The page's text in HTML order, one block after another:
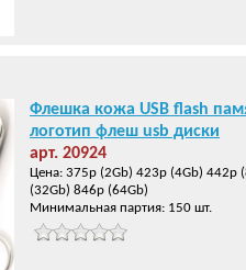
Флешка кожа USB flash
логотип флеш usb диски
арт. 20924
Цена: 375р (2Gb) 423р (4Gb) 442р
(32Gb) 846р (64Gb)
Минимальная партия: 150 шт.